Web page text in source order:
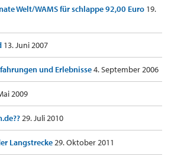
Welt/WAMS für schlappe 92,00 Euro 19.
13. Juni 2007
und Erlebnisse4. September 2006
2009
29. Juli 2010
Langstrecke29. Oktober 2011